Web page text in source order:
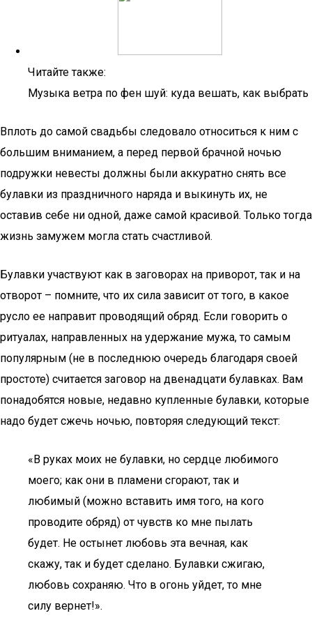
Читайте также:
Музыка ветра по фен шуй: куда вешать, как выбрать
Вплоть до самой свадьбы следовало относиться к ним с
большим вниманием, а перед первой брачной ночью
подружки невесты должны были аккуратно снять все
булавки из праздничного наряда и выкинуть их, не
оставив себе ни одной, даже самой красивой. Только тогда
жизнь замужем могла стать счастливой.
Булавки участвуют как в заговорах на приворот, так и на
отворот – помните, что их сила зависит от того, в какое
русло ее направит проводящий обряд. Если говорить о
ритуалах, направленных на удержание мужа, то самым
популярным (не в последнюю очередь благодаря своей
простоте) считается заговор на двенадцати булавках. Вам
понадобятся новые, недавно купленные булавки, которые
надо будет сжечь ночью, повторяя следующий текст:
«В руках моих не булавки, но сердце любимого
моего; как они в пламени сгорают, так и
любимый (можно вставить имя того, на кого
проводите обряд) от чувств ко мне пылать
будет. Не остынет любовь эта вечная, как
скажу, так и будет сделано. Булавки сжигаю,
любовь сохраняю. Что в огонь уйдет, то мне
силу вернет!».